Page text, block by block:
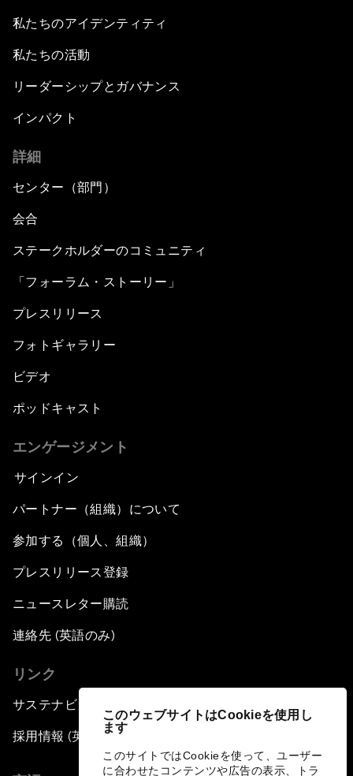
このウェブサイトはCookieを使用し
ます
このサイトではCookieを使って、ユーザー
に合わせたコンテンツや広告の表示、トラ
私たちのアイデンティティ
私たちの活動
リーダーシップとガバナンス
インパクト
詳細
センター（部門）
会合
ステークホルダーのコミュニティ
「フォーラム・ストーリー」
プレスリリース
フォトギャラリー
ビデオ
ポッドキャスト
エンゲージメント
サインイン
パートナー（組織）について
参加する（個人、組織）
プレスリリース登録
ニュースレター購読
連絡先 (英語のみ)
リンク
サステナビリティへの取り組み
採用情報 (英語のみ)